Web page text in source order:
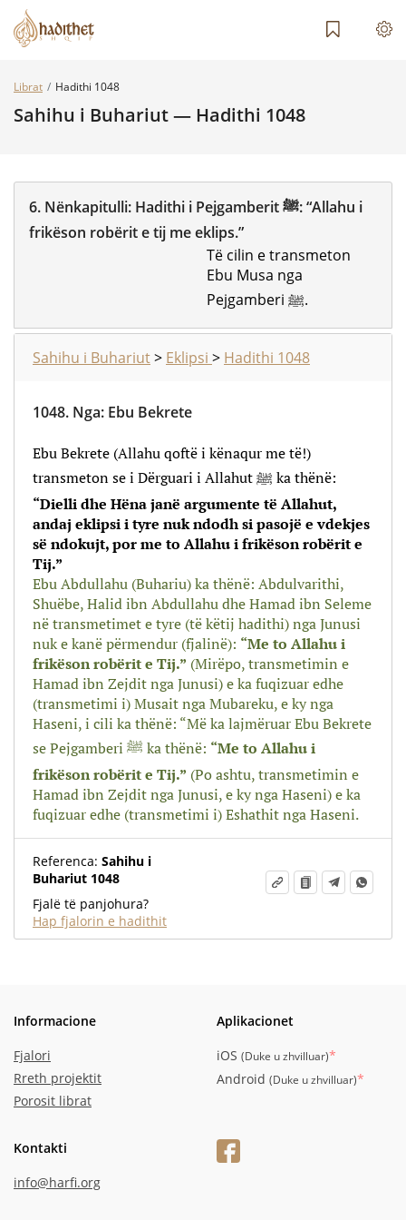
Librat Hadithi 1048
Sahihu i Buhariut — Hadithi 1048
6. Nënkapitulli: Hadithi i Pejgamberit ﷺ: “Allahu i
frikëson robërit e tij me eklips.”
Të cilin e transmeton
Ebu Musa nga
Pejgamberi ﷺ.
Sahihu i Buhariut> Eklipsi > Hadithi 1048
1048. Nga: Ebu Bekrete
Ebu Bekrete (Allahu qoftë i kënaqur me të!)
transmeton se i Dërguari i Allahut ﷺ ka thënë:
“Dielli dhe Hëna janë argumente të Allahut,
andaj eklipsi i tyre nuk ndodh si pasojë e vdekjes
së ndokujt, por me to Allahu i frikëson robërit e
Tij.”
Ebu Abdullahu (Buhariu) ka thënë: Abdulvarithi,
Shuëbe, Halid ibn Abdullahu dhe Hamad ibn Seleme
në transmetimet e tyre (të këtij hadithi) nga Junusi
nuk e kanë përmendur (fjalinë): “Me to Allahu i
frikëson robërit e Tij.” (Mirëpo, transmetimin e
Hamad ibn Zejdit nga Junusi) e ka fuqizuar edhe
(transmetimi i) Musait nga Mubareku, e ky nga
Haseni, i cili ka thënë: “Më ka lajmëruar Ebu Bekrete
se Pejgamberi ﷺ ka thënë: “Me to Allahu i
frikëson robërit e Tij.” (Po ashtu, transmetimin e
Hamad ibn Zejdit nga Junusi, e ky nga Haseni) e ka
fuqizuar edhe (transmetimi i) Eshathit nga Haseni.
Referenca: Sahihu i
Buhariut 1048
Fjalë të panjohura?
Hap fjalorin e hadithit
Informacione
Fjalori
Rreth projektit
Porosit librat
Aplikacionet
iOS (Duke u zhvilluar)*
Android (Duke u zhvilluar)*
Kontakti
info@harfi.org